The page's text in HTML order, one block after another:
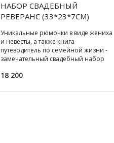
НАБОР СВАДЕБНЫЙ
РЕВЕРАНС (33*23*7СМ)
Уникальные рюмочки в виде жениха
и невесты, а также книга-
путеводитель по семейной жизни -
замечательный свадебный набор
18 200